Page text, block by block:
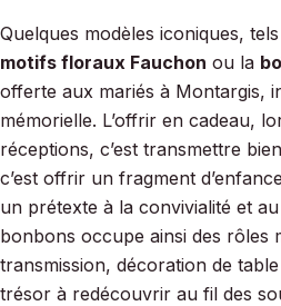
Quelques modèles iconiques,
motifs floraux Fauchon ou la
offerte aux mariés à Montargis,
mémorielle. L’offrir en cadeau,
réceptions, c’est transmettre
c’est offrir un fragment
un prétexte à la convivialité et
bonbons occupe ainsi des rôles
transmission, décoration de
trésor à redécouvrir au fil des